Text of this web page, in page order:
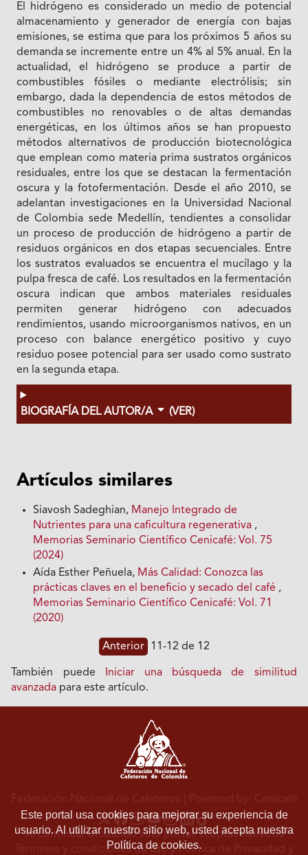
El hidrógeno es considerado un medio de potencial
almacenamiento y generador de energía con bajas
emisiones, se estima que para los próximos 5 años su
demanda se incremente entre un 4% al 5% anual. En la
actualidad, el hidrógeno se produce a partir de
combustibles fósiles o mediante electrólisis; sin
embargo, dada la dependencia de estos métodos de
combustibles no renovables o de altas demandas
energéticas, en los últimos años se han propuesto
métodos alternativos de producción biotecnológica
que emplean como materia prima sustratos orgánicos
residuales, entre los que se destacan la fermentación
oscura y la fotofermentación. Desde el año 2010, se
adelantan investigaciones en la Universidad Nacional
de Colombia sede Medellín, tendientes a consolidar
un proceso de producción de hidrógeno a partir de
residuos orgánicos en dos etapas secuenciales. Entre
los sustratos evaluados se encuentra el mucílago y la
pulpa fresca de café. Los resultados en la fermentación
oscura indican que ambos materiales residuales
permiten generar hidrógeno con adecuados
rendimientos, usando microorganismos nativos, en un
proceso con balance energético positivo y cuyo
residuo posee potencial para ser usado como sustrato
en la segunda etapa.
BIOGRAFÍA DEL AUTOR/A (VER)
Artículos similares
Siavosh Sadeghian, Manejo Integrado de
Nutrientes para una caficultura regenerativa ,
Memorias Seminario Científico Cenicafé: Vol. 75
(2024)
Aída Esther Peñuela, Más Calidad: Conozca las
prácticas claves en el beneficio y secado del café ,
Memorias Seminario Científico Cenicafé: Vol. 71
(2020)
Anterior 11-12 de 12
También puede
Iniciar una búsqueda de similitud
avanzada para este artículo.
Este portal usa cookies para mejorar su experiencia de
usuario. Al utilizar nuestro sitio web, usted acepta nuestra
Política de cookies.
Federación Nacional de Cafeteros | Powered by: Cenicafé
Al continuar utilizando este portal, aceptas nuestros
Términos y condiciones de usoyPolítica de Privacidad y